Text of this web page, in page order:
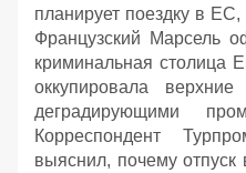
планирует поездку в
Французский Марсель
криминальная столица
оккупировала
деградирующими
Корреспондент
выяснил, почему